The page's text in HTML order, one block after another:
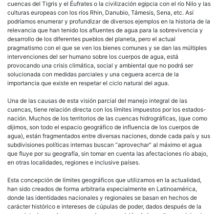
cuencas del Tigris y el Éufrates o la civilización egipcia con el río Nilo y las
culturas europeas con los ríos Rhin, Danubio, Támesis, Sena, etc. Así
podríamos enumerar y profundizar de diversos ejemplos en la historia de la
relevancia que han tenido los afluentes de agua para la sobrevivencia y
desarrollo de los diferentes pueblos del planeta, pero el actual
pragmatismo con el que se ven los bienes comunes y se dan las múltiples
intervenciones del ser humano sobre los cuerpos de agua, está
provocando una crisis climática, social y ambiental que no podrá ser
solucionada con medidas parciales y una ceguera acerca de la
importancia que existe en respetar el ciclo natural del agua.
Una de las causas de esta visión parcial del manejo integral de las
cuencas, tiene relación directa con los límites impuestos por los estados-
nación. Muchos de los territorios de las cuencas hidrográficas, (que como
dijimos, son todo el espacio geográfico de influencia de los cuerpos de
agua), están fragmentados entre diversas naciones, donde cada país y sus
subdivisiones políticas internas buscan “aprovechar” al máximo el agua
que fluye por su geografía, sin tomar en cuenta las afectaciones río abajo,
en otras localidades, regiones e inclusive países.
Esta concepción de límites geográficos que utilizamos en la actualidad,
han sido creados de forma arbitraria especialmente en Latinoamérica,
donde las identidades nacionales y regionales se basan en hechos de
carácter histórico e intereses de cúpulas de poder, dados después de la